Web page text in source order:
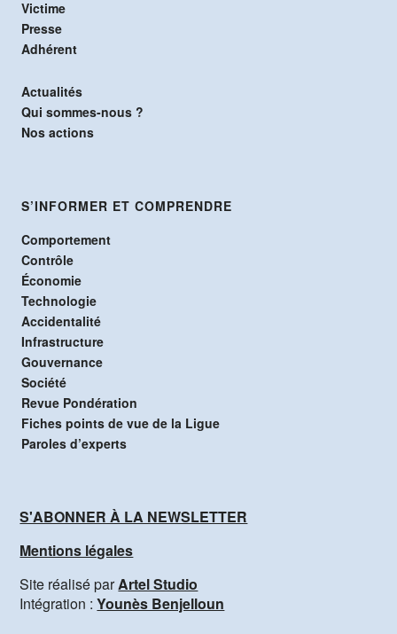
Victime
Presse
Adhérent
Actualités
Qui sommes-nous ?
Nos actions
S’INFORMER ET COMPRENDRE
Comportement
Contrôle
Économie
Technologie
Accidentalité
Infrastructure
Gouvernance
Société
Revue Pondération
Fiches points de vue de la Ligue
Paroles d’experts
S'ABONNER À LA NEWSLETTER
Mentions légales
Site réalisé parArtel Studio
Intégration :Younès Benjelloun